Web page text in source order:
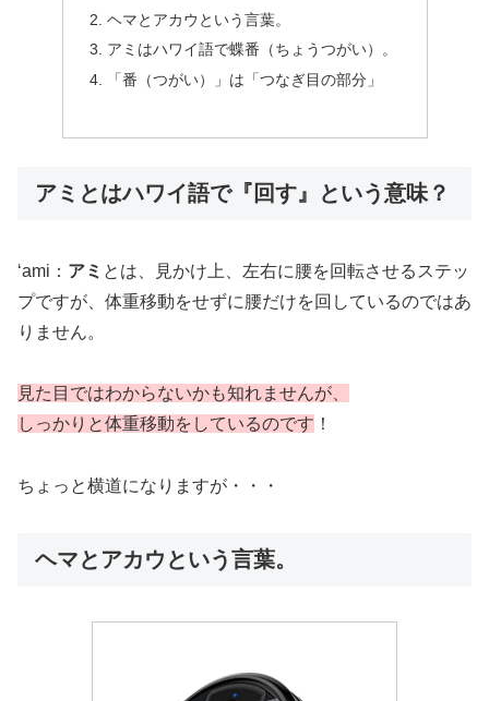
ヘマとアカウという言葉。
アミはハワイ語で蝶番（ちょうつがい）。
「番（つがい）」は「つなぎ目の部分」
アミとはハワイ語で『回す』という意味？
‘ami： アミ とは、見かけ上、左右に腰を回転させるステッ
プですが、体重移動をせずに腰だけを回しているのではあ
りません。
見た目ではわからないかも知れませんが、
しっかりと体重移動をしているのです ！
ちょっと横道になりますが・・・
ヘマとアカウという言葉。